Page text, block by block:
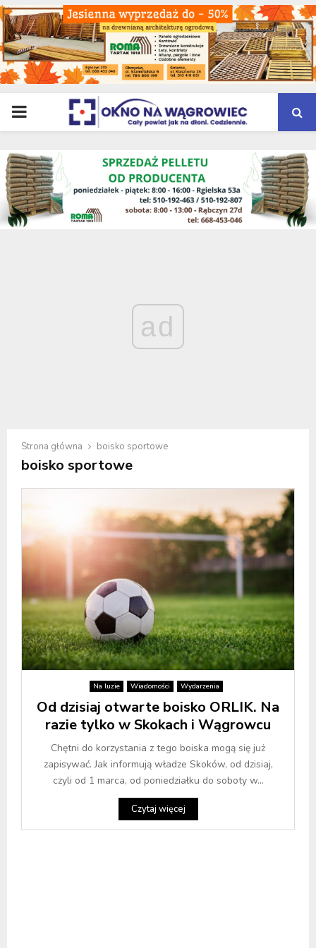
PRIMARY
MENU
ad
Strona główna boisko sportowe
boisko sportowe
Na luzie Wiadomości Wydarzenia
Od dzisiaj otwarte boisko ORLIK. Na
razie tylko w Skokach i Wągrowcu
Chętni do korzystania z tego boiska mogą się już
zapisywać. Jak informują władze Skoków, od dzisiaj,
czyli od 1 marca, od poniedziałku do soboty w...
Czytaj więcej